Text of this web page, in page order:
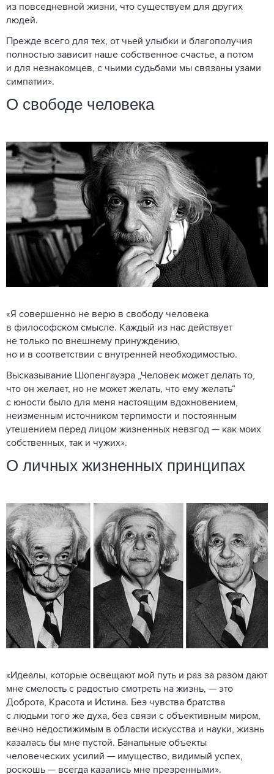
из повседневной жизни, что существуем для других
людей.
Прежде всего для тех, от чьей улыбки и благополучия
полностью зависит наше собственное счастье, а потом
и для незнакомцев, с чьими судьбами мы связаны узами
симпатии».
О свободе человека
«Я совершенно не верю в свободу человека
в философском смысле. Каждый из нас действует
не только по внешнему принуждению,
но и в соответствии с внутренней необходимостью.
Высказывание Шопенгауэра „Человек может делать то,
что он желает, но не может желать, что ему желать“
с юности было для меня настоящим вдохновением,
неизменным источником терпимости и постоянным
утешением перед лицом жизненных невзгод — как моих
собственных, так и чужих».
О личных жизненных принципах
«Идеалы, которые освещают мой путь и раз за разом дают
мне смелость с радостью смотреть на жизнь, — это
Доброта, Красота и Истина. Без чувства братства
с людьми того же духа, без связи с объективным миром,
вечно недостижимым в области искусства и науки, жизнь
казалась бы мне пустой. Банальные объекты
человеческих усилий — имущество, видимый успех,
роскошь — всегда казались мне презренными».